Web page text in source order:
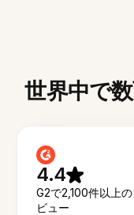
世界中で
4.4
G2で2,100件以上
ビュー